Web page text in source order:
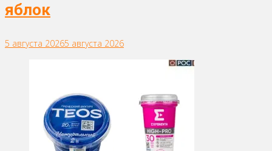
яблок
5 августа 20265 августа 2026